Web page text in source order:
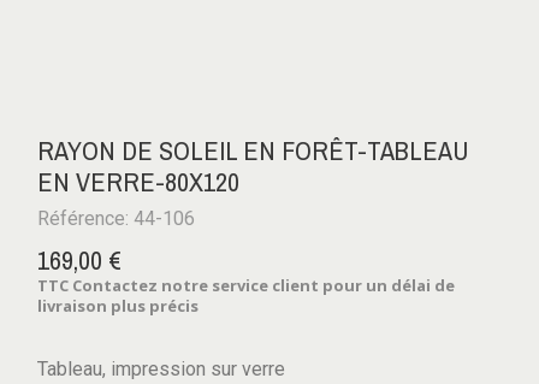
RAYON DE SOLEIL EN FORÊT-TABLEAU
EN VERRE-80X120
Référence: 44-106
169,00 €
TTC Contactez notre service client pour un délai de
livraison plus précis
Tableau, impression sur verre